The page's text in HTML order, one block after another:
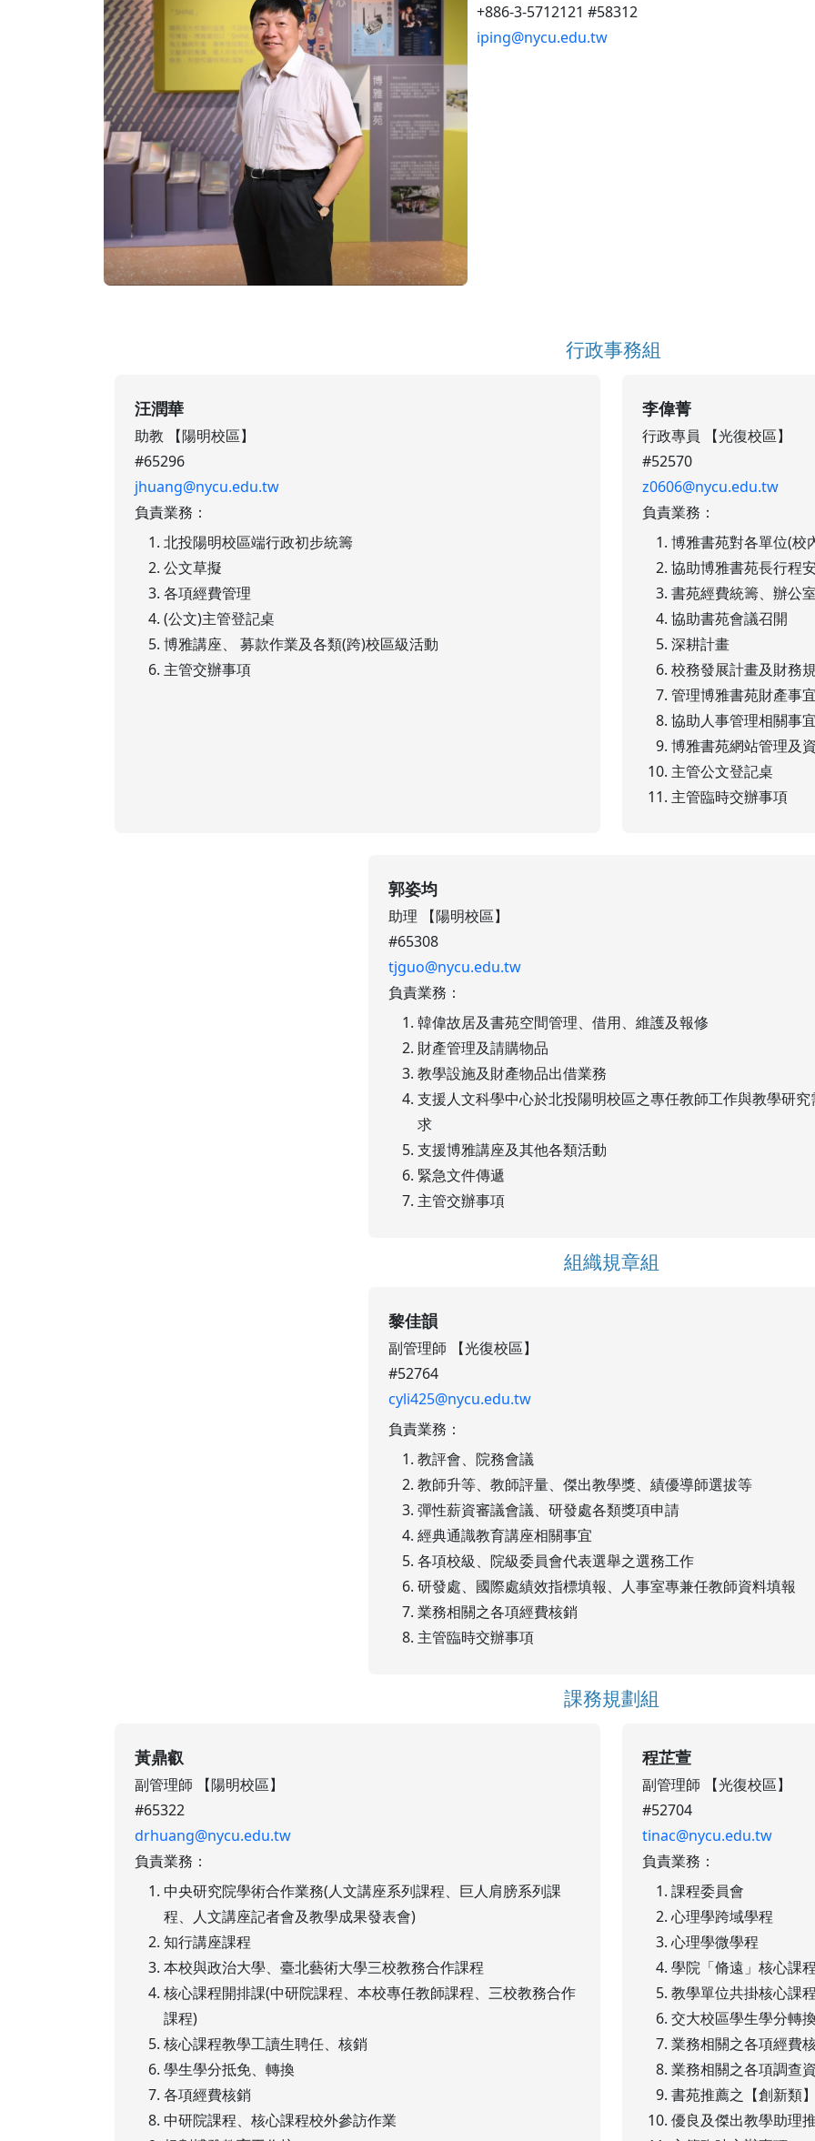
+886-3-5712121 #58312
iping@nycu.edu.tw
行政事務組
汪潤華
助教 【陽明校區】
#65296
jhuang@nycu.edu.tw
負責業務：
北投陽明校區端行政初步統籌
公文草擬
各項經費管理
(公文)主管登記桌
博雅講座、 募款作業及各類(跨)校區級活動
主管交辦事項
李偉菁
行政專員 【光復校區】
#52570
z0606@nycu.edu.tw
負責業務：
博雅書苑對各單位(校
協助博雅書苑長行程
書苑經費統籌、辦公
協助書苑會議召開
深耕計畫
校務發展計畫及財務
管理博雅書苑財產事
協助人事管理相關事
博雅書苑網站管理及
主管公文登記桌
主管臨時交辦事項
郭姿均
助理 【陽明校區】
#65308
tjguo@nycu.edu.tw
負責業務：
韓偉故居及書苑空間管理、借用、維護及報修
財產管理及請購物品
教學設施及財產物品出借業務
支援人文科學中心於北投陽明校區之專任教師工作與教學研究
求
支援博雅講座及其他各類活動
緊急文件傳遞
主管交辦事項
組織規章組
黎佳韻
副管理師 【光復校區】
#52764
cyli425@nycu.edu.tw
負責業務：
教評會、院務會議
教師升等、教師評量、傑出教學獎、績優導師選拔等
彈性薪資審議會議、研發處各類獎項申請
經典通識教育講座相關事宜
各項校級、院級委員會代表選舉之選務工作
研發處、國際處績效指標填報、人事室專兼任教師資料填報
業務相關之各項經費核銷
主管臨時交辦事項
課務規劃組
黃鼎叡
副管理師 【陽明校區】
#65322
drhuang@nycu.edu.tw
負責業務：
中央研究院學術合作業務(人文講座系列課程、巨人肩膀系列課
程、人文講座記者會及教學成果發表會)
知行講座課程
本校與政治大學、臺北藝術大學三校教務合作課程
核心課程開排課(中研院課程、本校專任教師課程、三校教務合作
課程)
核心課程教學工讀生聘任、核銷
學生學分抵免、轉換
各項經費核銷
中研院課程、核心課程校外參訪作業
程芷萱
副管理師 【光復校區】
#52704
tinac@nycu.edu.tw
負責業務：
課程委員會
心理學跨域學程
心理學微學程
學院「脩遠」核心課
教學單位共掛核心課
交大校區學生學分轉
業務相關之各項經費
業務相關之各項調查
書苑推薦之【創新類
優良及傑出教學助理